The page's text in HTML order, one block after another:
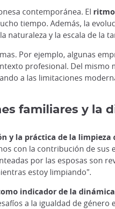
contemporánea. El
tiempo. Además, la
naturaleza y la escala de la
Por ejemplo, algunas
profesional. Del
a las limitaciones
familiares y la
y la práctica de la
con la contribución de sus
por las esposas son
estoy limpiando".
indicador de la dinámica
a la igualdad de